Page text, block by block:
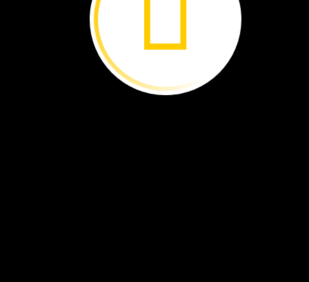
Después, haz el relleno.
Mezcla el papas,
hierbabuena y el queso.